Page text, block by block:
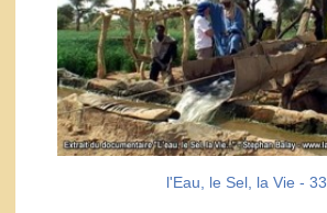
l'Eau, le Sel, la Vie - 33